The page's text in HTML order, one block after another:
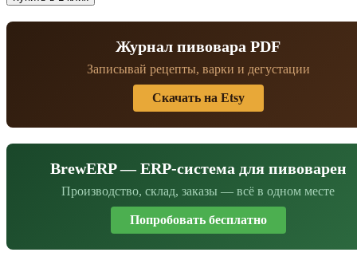
Журнал пивовара PDF
Записывай рецепты, варки и дегустации
Скачать на Etsy
BrewERP — ERP-система для пивоварен
Производство, склад, заказы — всё в одном месте
Попробовать бесплатно